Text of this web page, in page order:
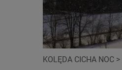
KOLĘDA CICHA NOC >